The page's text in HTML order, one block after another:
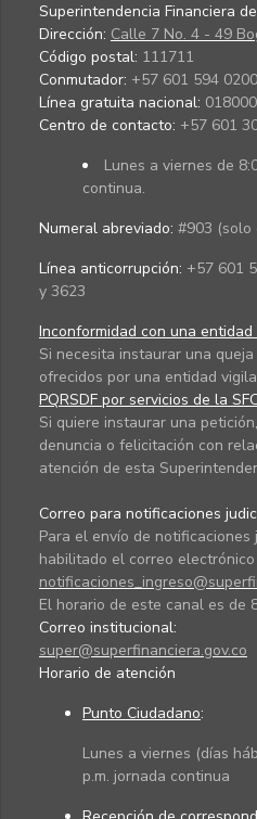
Superintendencia Financiera
Dirección: Calle 7 No. 4 - 49
Código postal: 111711
Conmutador: +57 601 594
Línea gratuita nacional:
Centro de contacto: +57 601
Lunes a viernes de
continua.
Numeral abreviado: #903 (solo
Línea anticorrupción: +57 601
y 3623
Inconformidad con una entidad
Si necesita instaurar una
ofrecidos por una entidad
PQRSDF por servicios de la
Si quiere instaurar una
denuncia o felicitación con
atención de esta
Correo para notificaciones
Para el envío de
habilitado el correo electrónico
El horario de este canal es de
Correo institucional:
super@superfinanciera.gov.co
Horario de atención
Punto Ciudadano:
Lunes a viernes (días
p.m. jornada continua